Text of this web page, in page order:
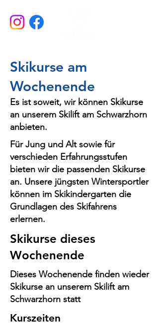
Skikurse am
Wochenende
Es ist soweit, wir können Skikurse
an unserem Skilift am Schwarzhorn
anbieten.
Für Jung und Alt sowie für
verschieden Erfahrungsstufen
bieten wir die passenden Skikurse
an. Unsere jüngsten Wintersportler
können im Skikindergarten die
Grundlagen des Skifahrens
erlernen.
Skikurse dieses
Wochenende
Dieses Wochenende finden wieder
Skikurse an unserem Skilift am
Schwarzhorn statt
Kurszeiten